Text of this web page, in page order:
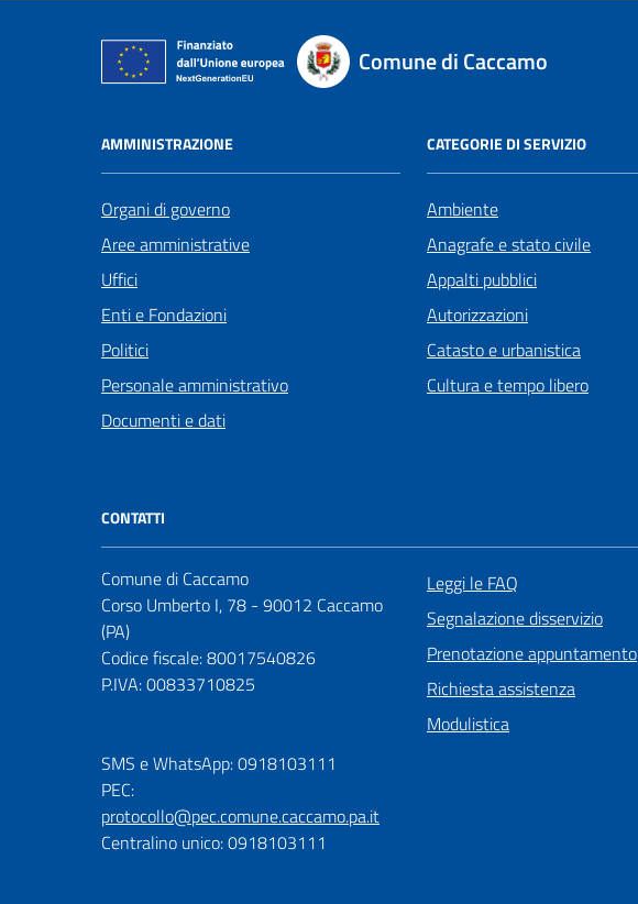
Comune di Caccamo
AMMINISTRAZIONE
Organi di governo
Aree amministrative
Uffici
Enti e Fondazioni
Politici
Personale amministrativo
Documenti e dati
CATEGORIE DI SERVIZIO
Ambiente
Anagrafe e stato civile
Appalti pubblici
Autorizzazioni
Catasto e urbanistica
Cultura e tempo libero
CONTATTI
Comune di Caccamo
Corso Umberto I, 78 - 90012 Caccamo
(PA)
Codice fiscale: 80017540826
P.IVA: 00833710825
SMS e WhatsApp: 0918103111
PEC:
protocollo@pec.comune.caccamo.pa.it
Centralino unico: 0918103111
Leggi le FAQ
Segnalazione disservizio
Prenotazione appuntamento
Richiesta assistenza
Modulistica